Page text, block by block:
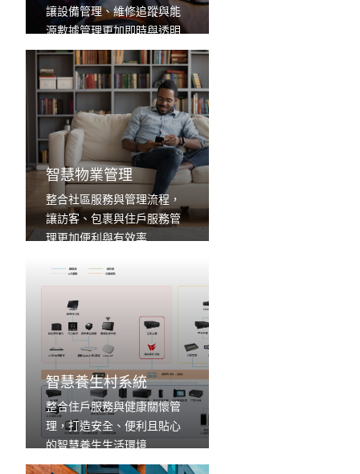
讓設備管理、維修追蹤與能
源數據管理更加即時與透明
智慧物業管理
整合社區服務與管理流程，
讓訪客、包裹與住戶服務管
理更加便利與有效率
智慧養生村系統
整合住戶服務與健康關懷管
理，打造安全、便利且貼心
的智慧養生生活環境